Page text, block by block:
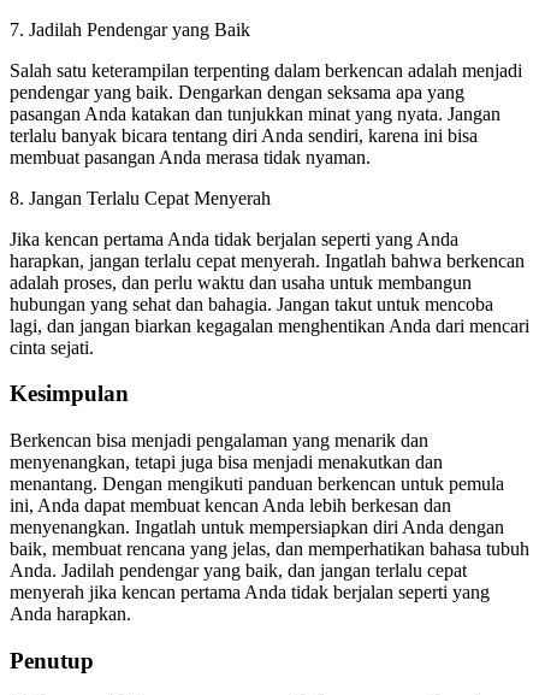
7. Jadilah Pendengar yang Baik
Salah satu keterampilan terpenting dalam berkencan adalah menjadi
pendengar yang baik. Dengarkan dengan seksama apa yang
pasangan Anda katakan dan tunjukkan minat yang nyata. Jangan
terlalu banyak bicara tentang diri Anda sendiri, karena ini bisa
membuat pasangan Anda merasa tidak nyaman.
8. Jangan Terlalu Cepat Menyerah
Jika kencan pertama Anda tidak berjalan seperti yang Anda
harapkan, jangan terlalu cepat menyerah. Ingatlah bahwa berkencan
adalah proses, dan perlu waktu dan usaha untuk membangun
hubungan yang sehat dan bahagia. Jangan takut untuk mencoba
lagi, dan jangan biarkan kegagalan menghentikan Anda dari mencari
cinta sejati.
Kesimpulan
Berkencan bisa menjadi pengalaman yang menarik dan
menyenangkan, tetapi juga bisa menjadi menakutkan dan
menantang. Dengan mengikuti panduan berkencan untuk pemula
ini, Anda dapat membuat kencan Anda lebih berkesan dan
menyenangkan. Ingatlah untuk mempersiapkan diri Anda dengan
baik, membuat rencana yang jelas, dan memperhatikan bahasa tubuh
Anda. Jadilah pendengar yang baik, dan jangan terlalu cepat
menyerah jika kencan pertama Anda tidak berjalan seperti yang
Anda harapkan.
Penutup